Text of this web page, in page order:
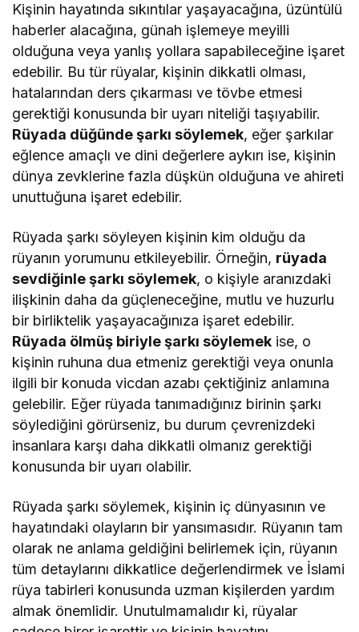
Kişinin hayatında sıkıntılar yaşayacağına, üzüntülü
haberler alacağına, günah işlemeye meyilli
olduğuna veya yanlış yollara sapabileceğine işaret
edebilir. Bu tür rüyalar, kişinin dikkatli olması,
hatalarından ders çıkarması ve tövbe etmesi
gerektiği konusunda bir uyarı niteliği taşıyabilir.
Rüyada düğünde şarkı söylemek, eğer şarkılar
eğlence amaçlı ve dini değerlere aykırı ise, kişinin
dünya zevklerine fazla düşkün olduğuna ve ahireti
unuttuğuna işaret edebilir.
Rüyada şarkı söyleyen kişinin kim olduğu da
rüyanın yorumunu etkileyebilir. Örneğin, rüyada
sevdiğinle şarkı söylemek, o kişiyle aranızdaki
ilişkinin daha da güçleneceğine, mutlu ve huzurlu
bir birliktelik yaşayacağınıza işaret edebilir.
Rüyada ölmüş biriyle şarkı söylemek ise, o
kişinin ruhuna dua etmeniz gerektiği veya onunla
ilgili bir konuda vicdan azabı çektiğiniz anlamına
gelebilir. Eğer rüyada tanımadığınız birinin şarkı
söylediğini görürseniz, bu durum çevrenizdeki
insanlara karşı daha dikkatli olmanız gerektiği
konusunda bir uyarı olabilir.
Rüyada şarkı söylemek, kişinin iç dünyasının ve
hayatındaki olayların bir yansımasıdır. Rüyanın tam
olarak ne anlama geldiğini belirlemek için, rüyanın
tüm detaylarını dikkatlice değerlendirmek ve İslami
rüya tabirleri konusunda uzman kişilerden yardım
almak önemlidir. Unutulmamalıdır ki, rüyalar